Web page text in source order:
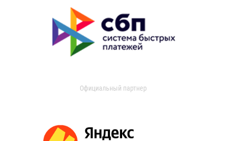
Официальный партнер